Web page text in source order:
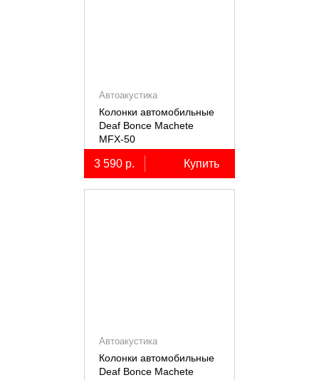
Автоакустика
Колонки автомобильные
Deaf Bonce Machete
MFX-50
3 590 р. Купить
Автоакустика
Колонки автомобильные
Deaf Bonce Machete